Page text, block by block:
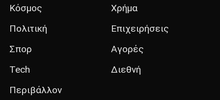
Κόσμος
Πολιτική
Σπορ
Tech
Περιβάλλον
Χρήμα
Επιχειρήσεις
Αγορές
Διεθνή